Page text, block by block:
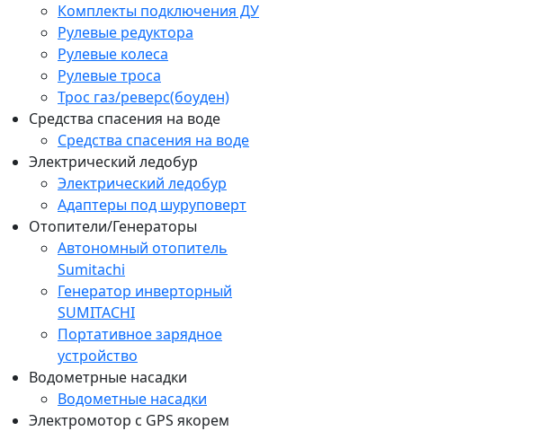
Комплекты подключения ДУ
Рулевые редуктора
Рулевые колеса
Рулевые троса
Трос газ/реверс(боуден)
Средства спасения на воде
Средства спасения на воде
Электрический ледобур
Электрический ледобур
Адаптеры под шуруповерт
Отопители/Генераторы
Автономный отопитель
Sumitachi
Генератор инверторный
SUMITACHI
Портативное зарядное
устройство
Водометрные насадки
Водометные насадки
Электромотор c GPS якорем